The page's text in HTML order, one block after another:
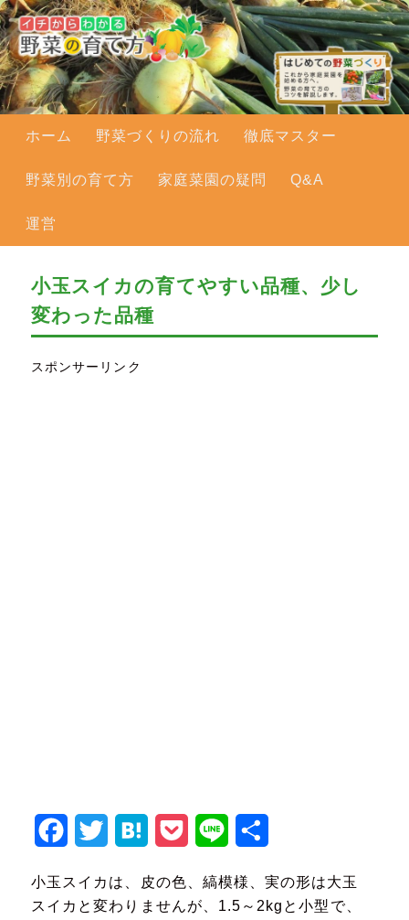
メインメニュー
メインコンテンツへ移動
ホーム 野菜づくりの流れ 徹底マスター
野菜別の育て方 家庭菜園の疑問 Q&A
運営
小玉スイカの育てやすい品種、少し
変わった品種
スポンサーリンク
Facebook
Twitter HatenaPocket Line
小玉スイカは、皮の色、縞模様、実の形は大玉
スイカと変わりませんが、1.5～2kgと小型で、